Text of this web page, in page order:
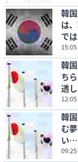
韓
は
で
韓
ち
透
韓
む
い…